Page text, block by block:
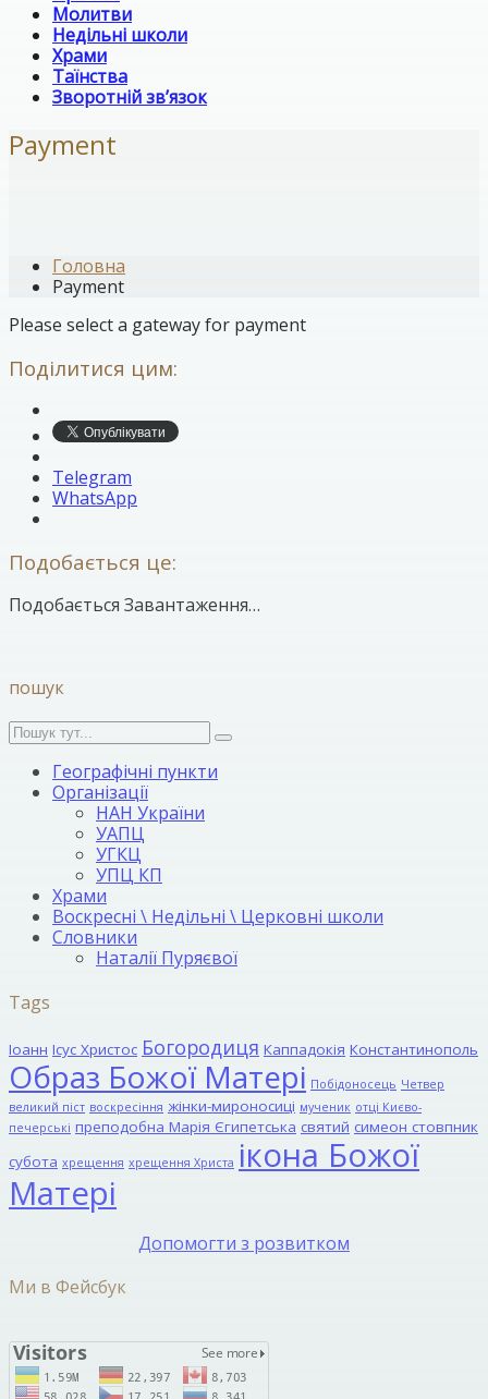
Молитви
Недільні школи
Храми
Таїнства
Зворотній зв’язок
Payment
Головна
Payment
Please select a gateway for payment
Поділитися цим:
Telegram
WhatsApp
Подобається це:
Подобається Завантаження…
пошук
Географічні пункти
Організації
НАН України
УАПЦ
УГКЦ
УПЦ КП
Храми
Воскресні \ Недільні \ Церковні школи
Словники
Наталії Пуряєвої
Tags
Іоанн Ісус Христос Богородиця Каппадокія Константинополь
Образ Божої Матері Побідоносець Четвер
великий піст воскресіння жінки-мироносиці мученик отці Києво-
печерські преподобна Марія Єгипетська святий симеон стовпник
субота хрещення хрещення Христа ікона Божої
Матері
Допомогти з розвитком
Ми в Фейсбук